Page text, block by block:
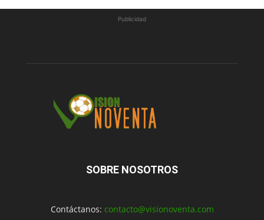
Publicidad
SOBRE NOSOTROS
Contáctanos: contacto@visionoventa.com